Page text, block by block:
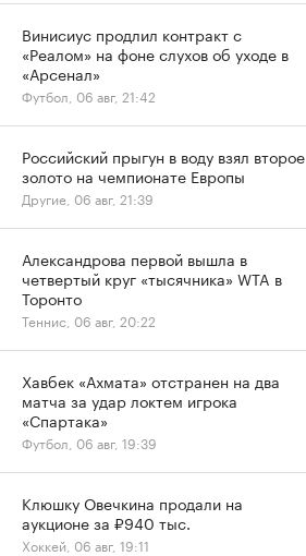
Винисиус продлил контракт с
«Реалом» на фоне слухов об уходе в
«Арсенал»
Футбол, 06 авг, 21:42
Российский прыгун в воду взял второе
золото на чемпионате Европы
Другие, 06 авг, 21:39
Александрова первой вышла в
четвертый круг «тысячника» WTA в
Торонто
Теннис, 06 авг, 20:22
Хавбек «Ахмата» отстранен на два
матча за удар локтем игрока
«Спартака»
Футбол, 06 авг, 19:39
Клюшку Овечкина продали на
аукционе за ₽940 тыс.
Хоккей, 06 авг, 19:11